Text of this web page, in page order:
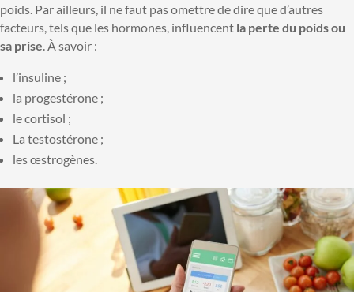
poids. Par ailleurs, il ne faut pas omettre de dire que d’autres
facteurs, tels que les hormones, influencent la perte du poids ou
sa prise. À savoir :
l’insuline ;
la progestérone ;
le cortisol ;
La testostérone ;
les œstrogènes.